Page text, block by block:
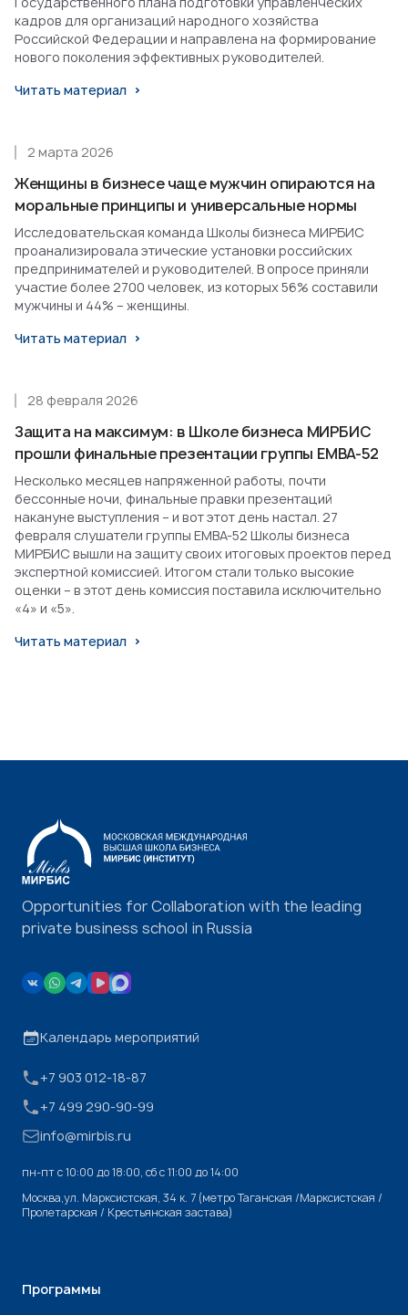
кадров для организаций народного хозяйства
Российской Федерации и направлена на формирование
нового поколения эффективных руководителей.
Читать материал
Женщины в бизнесе чаще мужчин опираются на
моральные принципы и универсальные нормы
2 марта 2026
Исследовательская команда Школы бизнеса МИРБИС
проанализировала этические установки российских
предпринимателей и руководителей. В опросе приняли
участие более 2700 человек, из которых 56% составили
мужчины и 44% – женщины.
Читать материал
Защита на максимум: в Школе бизнеса МИРБИС
прошли финальные презентации группы EMBA-52
28 февраля 2026
Несколько месяцев напряженной работы, почти
бессонные ночи, финальные правки презентаций
накануне выступления – и вот этот день настал. 27
февраля слушатели группы EMBA-52 Школы бизнеса
МИРБИС вышли на защиту своих итоговых проектов перед
экспертной комиссией. Итогом стали только высокие
оценки – в этот день комиссия поставила исключительно
«4» и «5».
Читать материал
Opportunities for Collaboration with the leading
private business school in Russia
Календарь мероприятий
+7 903 012-18-87
+7 499 290-90-99
info@mirbis.ru
пн-пт с 10:00 до 18:00, cб с 11:00 до 14:00
Москва,ул. Марксистская, 34 к. 7 (метро Таганская /Марксистская /
Пролетарская / Крестьянская застава)
Программы